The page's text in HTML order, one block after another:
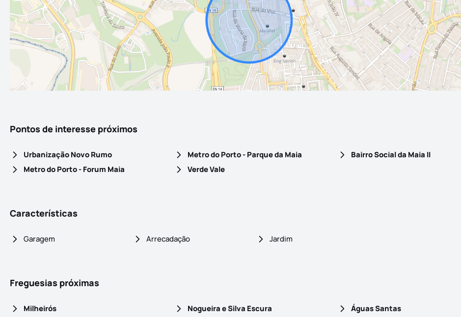
Pontos de interesse próximos
Urbanização Novo Rumo Metro do Porto - Parque da Maia
Bairro Social da Maia II
Metro do Porto - Forum Maia
Verde Vale
Características
Garagem Arrecadação Jardim
Freguesias próximas
Milheirós Nogueira e Silva Escura
Águas Santas